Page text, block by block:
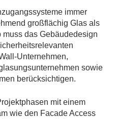
immer
großflächig Glas als
das Gebäudedesign
Unternehmen,
sowie
berücksichtigen.
mit einem
wie den Facade Access